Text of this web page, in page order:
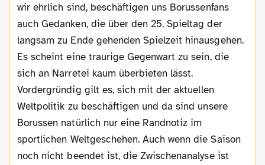
wir ehrlich sind, beschäftigen uns Borussenfans
auch Gedanken, die über den 25. Spieltag der
langsam zu Ende gehenden Spielzeit hinausgehen.
Es scheint eine traurige Gegenwart zu sein, die
sich an Narretei kaum überbieten lässt.
Vordergründig gilt es, sich mit der aktuellen
Weltpolitik zu beschäftigen und da sind unsere
Borussen natürlich nur eine Randnotiz im
sportlichen Weltgeschehen. Auch wenn die Saison
noch nicht beendet ist, die Zwischenanalyse ist